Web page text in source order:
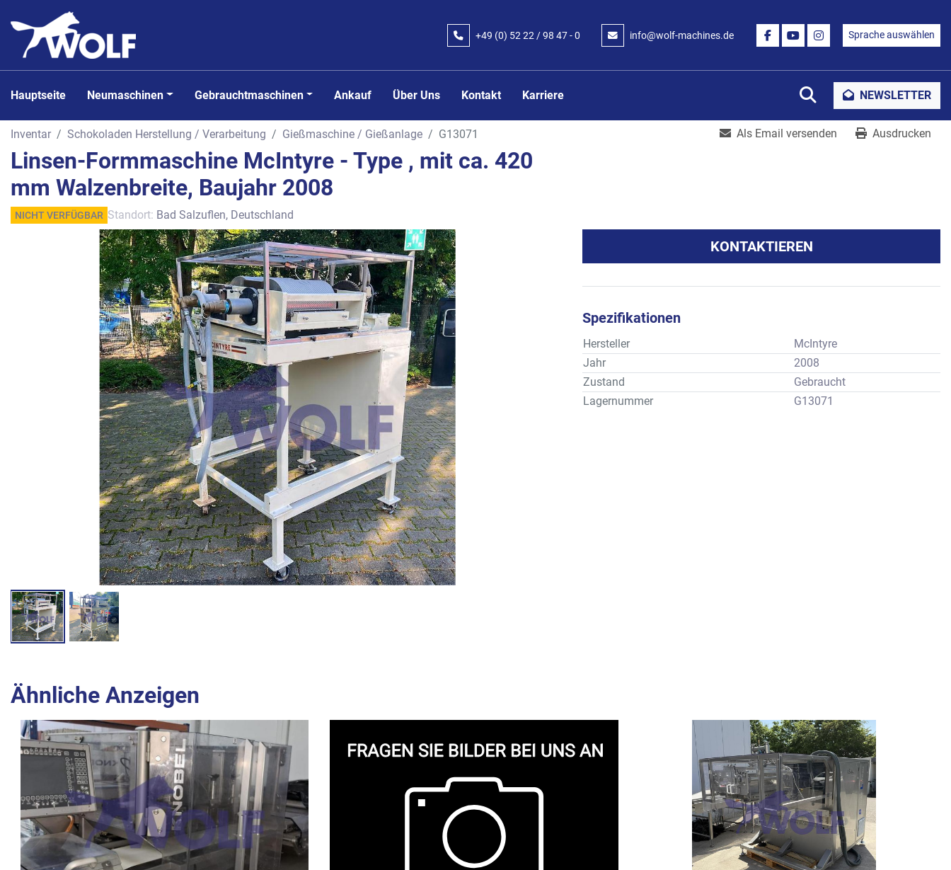
+49 (0) 52 22 / 98 47 - 0 info@wolf-machines.de
FACEBOOK
YOUTUBEINSTAGRAM
Sprache auswählen
Hauptseite Neumaschinen Gebrauchtmaschinen Ankauf Über Uns Kontakt Karriere SucheNEWSLETTER
Inventar Schokoladen Herstellung / Verarbeitung Gießmaschine / Gießanlage G13071 Als Email versenden Ausdrucken
Linsen-Formmaschine McIntyre - Type , mit ca. 420
mm Walzenbreite, Baujahr 2008
NICHT VERFÜGBAR Standort: Bad Salzuflen, Deutschland
KONTAKTIEREN
Spezifikationen
Hersteller
McIntyre
Jahr
2008
Zustand
Gebraucht
Lagernummer
G13071
Ähnliche Anzeigen